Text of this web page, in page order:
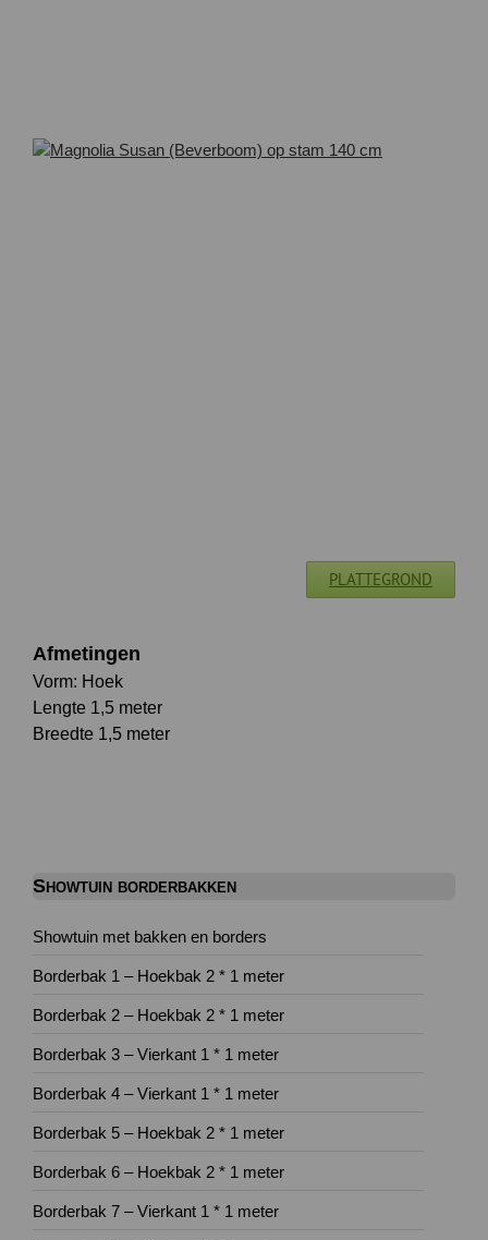
PLATTEGROND
Afmetingen
Vorm: Hoek
Lengte 1,5 meter
Breedte 1,5 meter
Showtuin borderbakken
Showtuin met bakken en borders
Borderbak 1 – Hoekbak 2 * 1 meter
Borderbak 2 – Hoekbak 2 * 1 meter
Borderbak 3 – Vierkant 1 * 1 meter
Borderbak 4 – Vierkant 1 * 1 meter
Borderbak 5 – Hoekbak 2 * 1 meter
Borderbak 6 – Hoekbak 2 * 1 meter
Borderbak 7 – Vierkant 1 * 1 meter